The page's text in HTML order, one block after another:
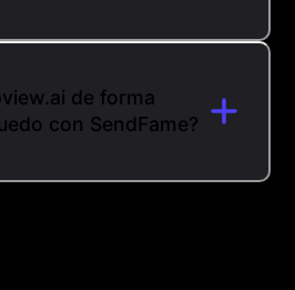
de forma
con SendFame?